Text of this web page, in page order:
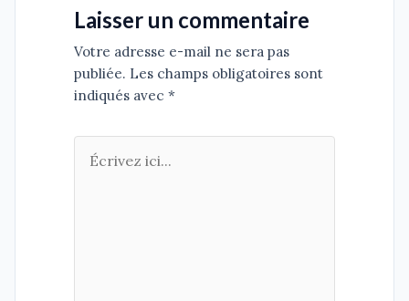
Laisser un commentaire
Votre adresse e-mail ne sera pas
publiée. Les champs obligatoires sont
indiqués avec *